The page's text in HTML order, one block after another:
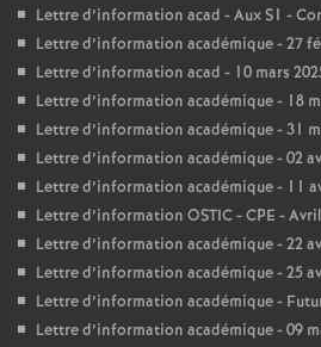
Lettre d’information acad - Aux S1 -
Lettre d’information académique - 27
Lettre d’information acad - 10 mars
Lettre d’information académique - 18
Lettre d’information académique - 31
Lettre d’information académique - 02
Lettre d’information académique - 11
Lettre d’information OSTIC - CPE -
Lettre d’information académique - 22
Lettre d’information académique - 25
Lettre d’information académique -
Lettre d’information académique - 09